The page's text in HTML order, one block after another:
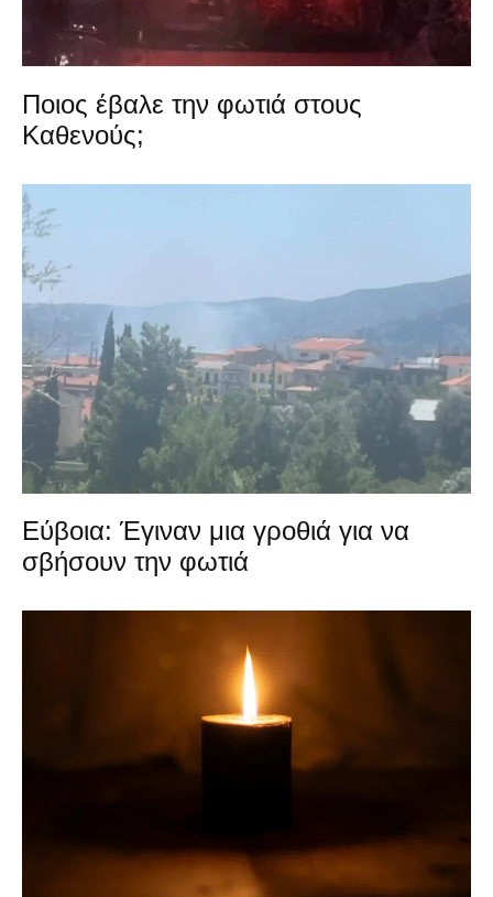
Ποιος έβαλε την φωτιά στους
Καθενούς;
Εύβοια: Έγιναν μια γροθιά για να
σβήσουν την φωτιά